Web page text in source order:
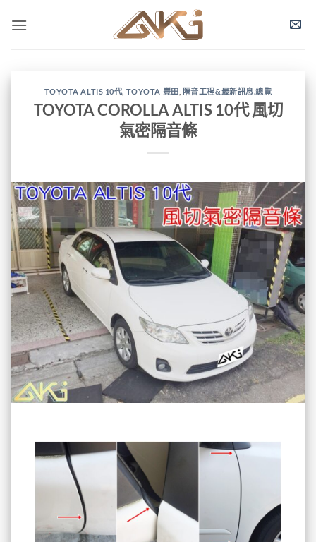
TOYOTA ALTIS 10代, TOYOTA 豐田 隔音工程&最新訊息.總覽
TOYOTA COROLLA ALTIS 10代 風切
氣密隔音條